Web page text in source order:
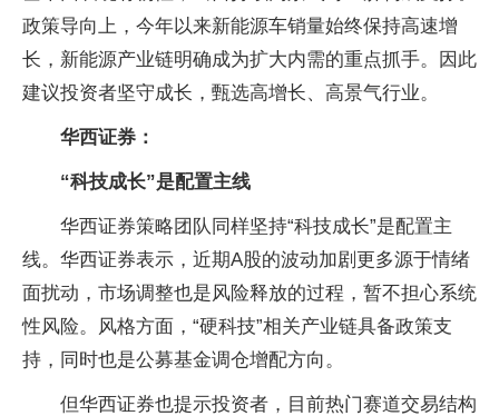
政策导向上，今年以来新能源车销量始终保持高速增
长，新能源产业链明确成为扩大内需的重点抓手。因此
建议投资者坚守成长，甄选高增长、高景气行业。
华西证券：
“科技成长”是配置主线
华西证券策略团队同样坚持“科技成长”是配置主
线。华西证券表示，近期A股的波动加剧更多源于情绪
面扰动，市场调整也是风险释放的过程，暂不担心系统
性风险。风格方面，“硬科技”相关产业链具备政策支
持，同时也是公募基金调仓增配方向。
但华西证券也提示投资者，目前热门赛道交易结构